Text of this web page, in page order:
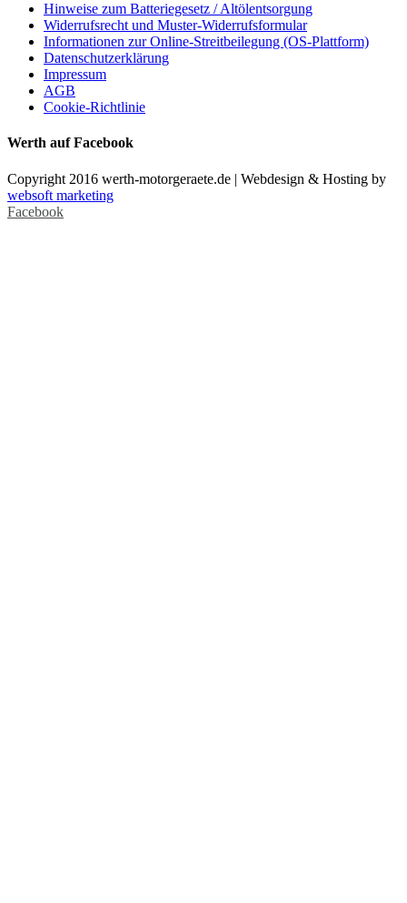
Hinweise zum Batteriegesetz / Altölentsorgung
Widerrufsrecht und Muster-Widerrufsformular
Informationen zur Online-Streitbeilegung (OS-Plattform)
Datenschutzerklärung
Impressum
AGB
Cookie-Richtlinie
Werth auf Facebook
Copyright 2016 werth-motorgeraete.de | Webdesign & Hosting by
websoft marketing
Facebook